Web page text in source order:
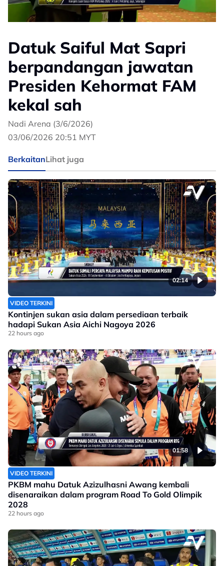
Datuk Saiful Mat Sapri
berpandangan jawatan
Presiden Kehormat FAM
kekal sah
Nadi Arena (3/6/2026)
03/06/2026 20:51 MYT
BerkaitanLihat juga
02:14
VIDEO TERKINI
Kontinjen sukan asia dalam persediaan terbaik
hadapi Sukan Asia Aichi Nagoya 2026
22 hours ago
01:58
VIDEO TERKINI
PKBM mahu Datuk Azizulhasni Awang kembali
disenaraikan dalam program Road To Gold Olimpik
2028
22 hours ago